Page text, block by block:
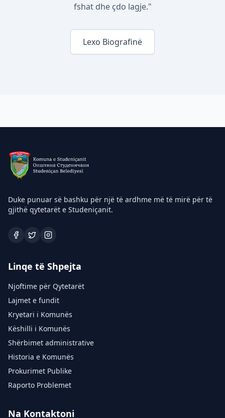
fshat dhe çdo lagje."
Lexo Biografinë
Duke punuar së bashku për një të ardhme më të mirë për të
gjithë qytetarët e Studeniçanit.
Linqe të Shpejta
Njoftime për Qytetarët
Lajmet e fundit
Kryetari i Komunës
Këshilli i Komunës
Shërbimet administrative
Historia e Komunës
Prokurimet Publike
Raporto Problemet
Na Kontaktoni